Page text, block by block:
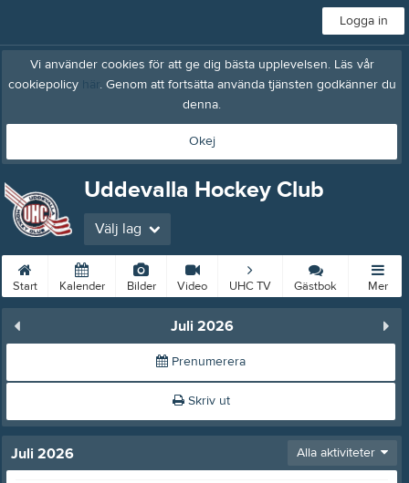
Logga in
Vi använder cookies för att ge dig bästa upplevelsen. Läs vår
cookiepolicy här. Genom att fortsätta använda tjänsten godkänner du
denna.
Okej
Uddevalla Hockey Club
Välj lag
Start Kalender Bilder Video UHC TV Gästbok Mer
Juli 2026
Prenumerera
Skriv ut
Juli 2026 Alla aktiviteter